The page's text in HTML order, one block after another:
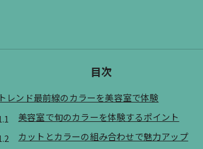
目次
トレンド最前線のカラーを美容室で体験
美容室で旬のカラーを体験するポイント
カットとカラーの組み合わせで魅力アップ